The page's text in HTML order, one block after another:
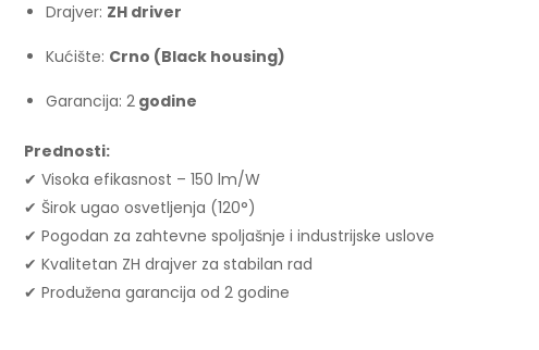
Drajver: ZH driver
Kućište: Crno (Black housing)
Garancija: 2 godine
Prednosti:
✔ Visoka efikasnost – 150 lm/W
✔ Širok ugao osvetljenja (120°)
✔ Pogodan za zahtevne spoljašnje i industrijske uslove
✔ Kvalitetan ZH drajver za stabilan rad
✔ Produžena garancija od 2 godine